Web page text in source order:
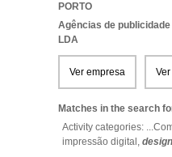
PORTO
Agências de publicidade
LDA
Ver empresa
Matches in the search
Activity categories: ...
impressão digital,